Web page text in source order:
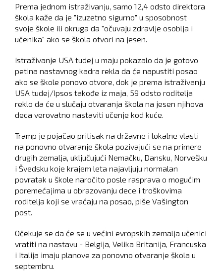
Prema jednom istraživanju, samo 12,4 odsto direktora
škola kaže da je "izuzetno sigurno" u sposobnost
svoje škole ili okruga da "očuvaju zdravlje osoblja i
učenika" ako se škola otvori na jesen.
Istraživanje USA tudej u maju pokazalo da je gotovo
petina nastavnog kadra rekla da će napustiti posao
ako se škole ponovo otvore, dok je prema istraživanju
USA tudej/Ipsos takođe iz maja, 59 odsto roditelja
reklo da će u slučaju otvaranja škola na jesen njihova
deca verovatno nastaviti učenje kod kuće.
Tramp je pojačao pritisak na državne i lokalne vlasti
na ponovno otvaranje škola pozivajući se na primere
drugih zemalja, uključujući Nemačku, Dansku, Norvešku
i Švedsku koje krajem leta najavljuju normalan
povratak u škole naročito posle rasprava o mogućim
poremećajima u obrazovanju dece i troškovima
roditelja koji se vraćaju na posao, piše Vašington
post.
Očekuje se da će se u većini evropskih zemalja učenici
vratiti na nastavu - Belgija, Velika Britanija, Francuska
i Italija imaju planove za ponovno otvaranje škola u
septembru.